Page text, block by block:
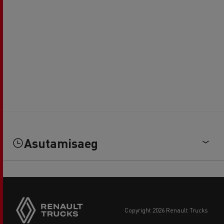
Asutamisaeg
copyright 2026 Renault Trucks